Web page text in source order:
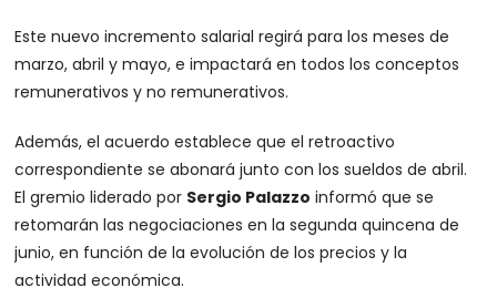
Este nuevo incremento salarial regirá para los meses de
marzo, abril y mayo, e impactará en todos los conceptos
remunerativos y no remunerativos.
Además, el acuerdo establece que el retroactivo
correspondiente se abonará junto con los sueldos de abril.
El gremio liderado por Sergio Palazzo informó que se
retomarán las negociaciones en la segunda quincena de
junio, en función de la evolución de los precios y la
actividad económica.